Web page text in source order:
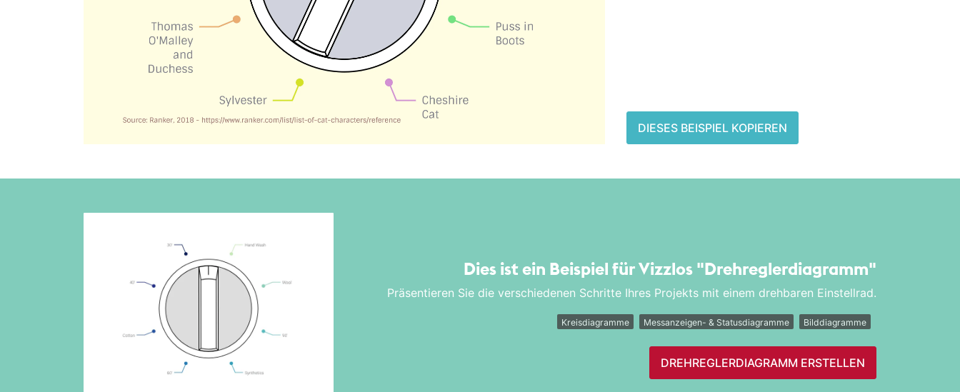
DIESES BEISPIEL KOPIEREN
Dies ist ein Beispiel für Vizzlos "Drehregler­diagramm"
Präsentieren Sie die verschiedenen Schritte Ihres Projekts mit einem drehbaren Einstellrad.
Kreisdiagramme Messanzeigen- & Statusdiagramme Bilddiagramme
DREHREGLER­DIAGRAMM ERSTELLEN